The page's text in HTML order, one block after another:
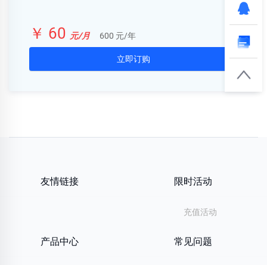
￥ 60 元/月 600 元/年
立即订购
友情链接 限时活动
充值活动
产品中心 常见问题